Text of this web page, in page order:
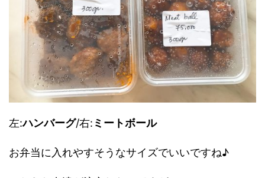
左:ハンバーグ/右: ミートボール
お弁当に入れやすそうなサイズでいいですね♪